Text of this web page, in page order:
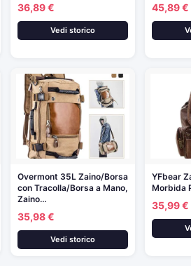
36,89 €
Vedi storico
45,89 €
Overmont 35L Zaino/Borsa
con Tracolla/Borsa a Mano,
Zaino…
35,98 €
Vedi storico
YFbear
Morbida
35,99 €